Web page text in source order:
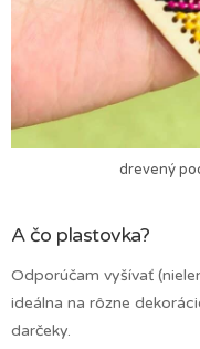
drevený
A čo plastovka?
Odporúčam vyšívať
ideálna na rôzne
darčeky.